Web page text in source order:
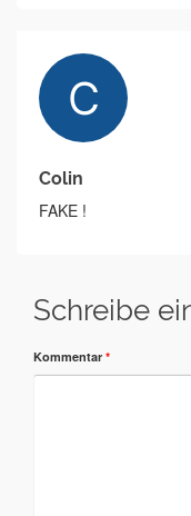
Colin
FAKE !
Schreibe
Kommentar *